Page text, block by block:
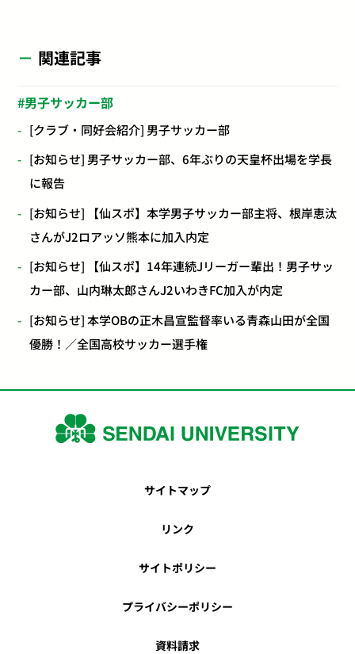
関連記事
男子サッカー部
[クラブ・同好会紹介] 男子サッカー部
[お知らせ] 男子サッカー部、6年ぶりの天皇杯出場を学長
に報告
[お知らせ] 【仙スポ】本学男子サッカー部主将、根岸恵汰
さんがJ2ロアッソ熊本に加入内定
[お知らせ] 【仙スポ】14年連続Jリーガー輩出！男子サッ
カー部、山内琳太郎さんJ2いわきFC加入が内定
[お知らせ] 本学OBの正木昌宣監督率いる青森山田が全国
優勝！／全国高校サッカー選手権
サイトマップ
リンク
サイトポリシー
プライバシーポリシー
資料請求